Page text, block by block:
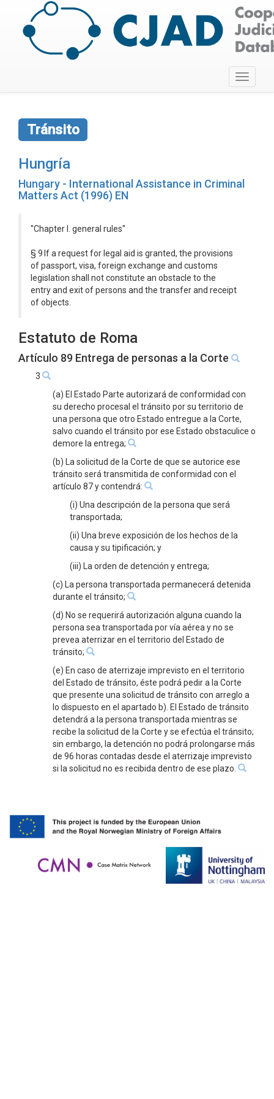
Toggle
Tránsito
Hungría
Hungary - International Assistance in Criminal
Matters Act (1996) EN
''Chapter I. general rules''
§ 9 If a request for legal aid is granted, the provisions
of passport, visa, foreign exchange and customs
legislation shall not constitute an obstacle to the
entry and exit of persons and the transfer and receipt
of objects.
Estatuto de Roma
Artículo 89 Entrega de personas a la Corte
3
(a) El Estado Parte autorizará de conformidad con
su derecho procesal el tránsito por su territorio de
una persona que otro Estado entregue a la Corte,
salvo cuando el tránsito por ese Estado obstaculice o
demore la entrega;
(b) La solicitud de la Corte de que se autorice ese
tránsito será transmitida de conformidad con el
artículo 87 y contendrá:
(i) Una descripción de la persona que será
transportada;
(ii) Una breve exposición de los hechos de la
causa y su tipificación; y
(iii) La orden de detención y entrega;
(c) La persona transportada permanecerá detenida
durante el tránsito;
(d) No se requerirá autorización alguna cuando la
persona sea transportada por vía aérea y no se
prevea aterrizar en el territorio del Estado de
tránsito;
(e) En caso de aterrizaje imprevisto en el territorio
del Estado de tránsito, éste podrá pedir a la Corte
que presente una solicitud de tránsito con arreglo a
lo dispuesto en el apartado b). El Estado de tránsito
detendrá a la persona transportada mientras se
recibe la solicitud de la Corte y se efectúa el tránsito;
sin embargo, la detención no podrá prolongarse más
de 96 horas contadas desde el aterrizaje imprevisto
si la solicitud no es recibida dentro de ese plazo.